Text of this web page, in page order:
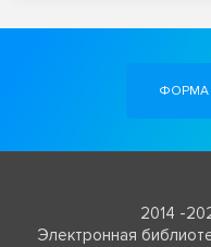
ФОРМА
2014 -
Электронная